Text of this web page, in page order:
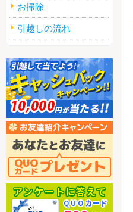
お掃除
引越しの流れ